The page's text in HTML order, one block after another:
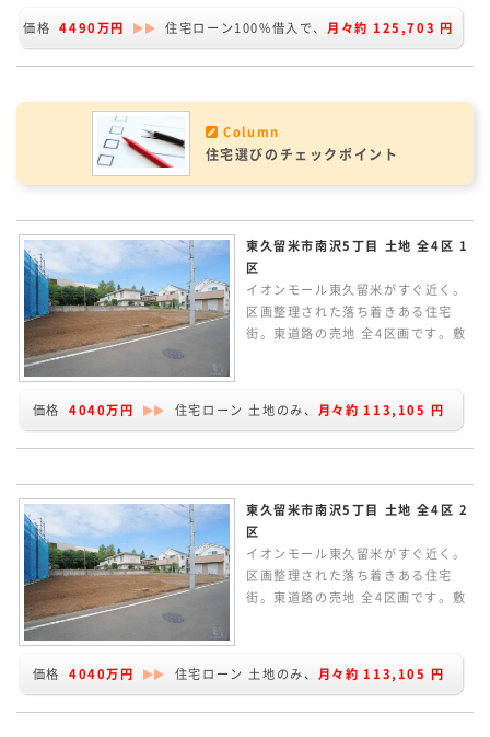
うな開放感があります。LDKは15.5
帖で、カウンターキッチンからリビ
価格 4490万円 住宅ローン100%借入で、 月々約 125,703 円
Column
住宅選びのチェックポイント
東久留米市南沢5丁目 土地 全4区 1
区
イオンモール東久留米がすぐ近く。
区画整理された落ち着きある住宅
街。東道路の売地 全4区画です。敷
していただけます。建物プランの作
成など、お気軽にお問い合わせくだ
価格 4040万円 住宅ローン 土地のみ、 月々約 113,105 円
東久留米市南沢5丁目 土地 全4区 2
区
イオンモール東久留米がすぐ近く。
区画整理された落ち着きある住宅
街。東道路の売地 全4区画です。敷
していただけます。建物プランの作
成など、お気軽にお問い合わせくだ
価格 4040万円 住宅ローン 土地のみ、 月々約 113,105 円